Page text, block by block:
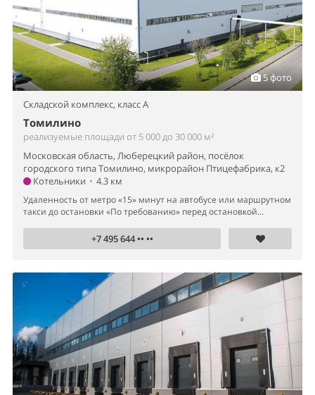
5 фото
Складской комплекс, класс A
Томилино
реализуемые площади от 5 000 до 30 000 м²
Московская область, Люберецкий район, посёлок
городского типа Томилино, микрорайон Птицефабрика, к2
Котельники • 4.3 км
Удаленность от метро «15» минут на автобусе или маршрутном
такси до остановки «По требованию» перед остановкой...
+7 495 644 •• ••